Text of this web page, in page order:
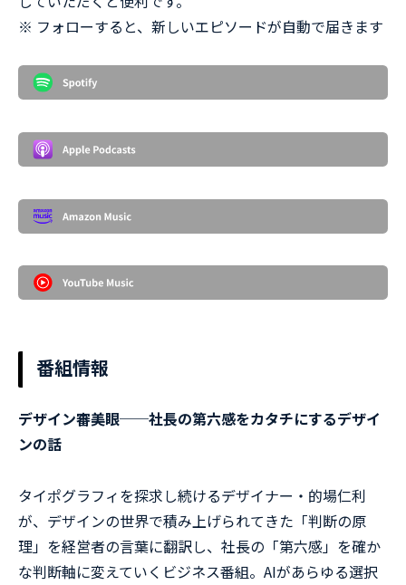
※ フォローすると、新しいエピソードが自動で届きます
番組情報
デザイン審美眼──社長の第六感をカタチにするデザイ
ンの話
タイポグラフィを探求し続けるデザイナー・的場仁利
が、デザインの世界で積み上げられてきた「判断の原
理」を経営者の言葉に翻訳し、社長の「第六感」を確か
な判断軸に変えていくビジネス番組。AIがあらゆる選択